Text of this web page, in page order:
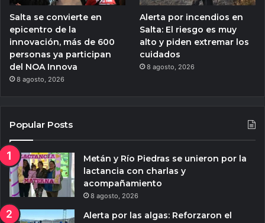
Salta se convierte en
epicentro de la
innovación, más de 600
personas ya participan
del NOA Innova
8 agosto, 2026
Alerta por incendios en
Salta: El riesgo es muy
alto y piden extremar los
cuidados
8 agosto, 2026
Popular Posts
Metán y Río Piedras se unieron por la
lactancia con charlas y
acompañamiento
8 agosto, 2026
Alerta por las algas: Reforzaron el